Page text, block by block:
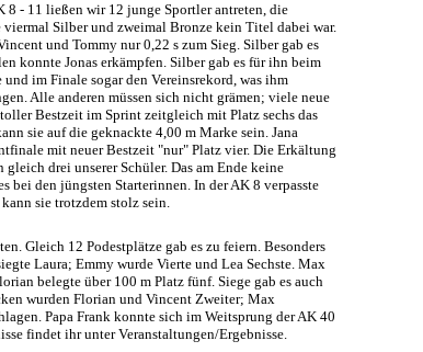
8 - 11 ließen wir 12 junge Sportler antreten, die
Silber und zweimal Bronze kein Titel dabei war.
und Tommy nur 0,22 s zum Sieg. Silber gab es
konnte Jonas erkämpfen. Silber gab es für ihn beim
im Finale sogar den Vereinsrekord, was ihm
Alle anderen müssen sich nicht grämen; viele neue
Bestzeit im Sprint zeitgleich mit Platz sechs das
sie auf die geknackte 4,00 m Marke sein. Jana
mit neuer Bestzeit "nur" Platz vier. Die Erkältung
drei unserer Schüler. Das am Ende keine
bei den jüngsten Starterinnen. In der AK 8 verpasste
sie trotzdem stolz sein.
Gleich 12 Podestplätze gab es zu feiern. Besonders
Laura; Emmy wurde Vierte und Lea Sechste. Max
belegte über 100 m Platz fünf. Siege gab es auch
wurden Florian und Vincent Zweiter; Max
Papa Frank konnte sich im Weitsprung der AK 40
findet ihr unter Veranstaltungen/Ergebnisse.